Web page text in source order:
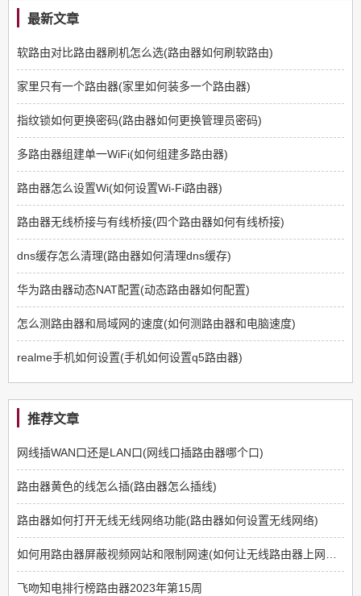
最新文章
软路由对比路由器刷机怎么选(路由器如何刷软路由)
家里只有一个路由器(家里如何装多一个路由器)
指纹锁如何更换密码(路由器如何更换管理员密码)
多路由器组建单一WiFi(如何组建多路由器)
路由器怎么设置Wi(如何设置Wi-Fi路由器)
路由器无线桥接与有线桥接(四个路由器如何有线桥接)
dns缓存怎么清理(路由器如何清理dns缓存)
华为路由器动态NAT配置(动态路由器如何配置)
怎么测路由器和局域网的速度(如何测路由器和电脑速度)
realme手机如何设置(手机如何设置q5路由器)
推荐文章
网线插WAN口还是LAN口(网线口插路由器哪个口)
路由器黄色的线怎么插(路由器怎么插线)
路由器如何打开无线无线网络功能(路由器如何设置无线网络)
如何用路由器屏蔽视频网站和限制网速(如何让无线路由器上网限制那些网站不能上)
飞吻知电排行榜路由器2023年第15周